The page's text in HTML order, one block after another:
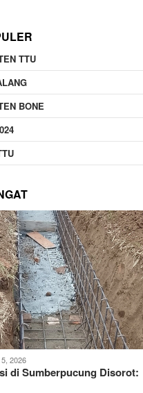
TTU
BONE
2026
di Sumberpucung Disorot: